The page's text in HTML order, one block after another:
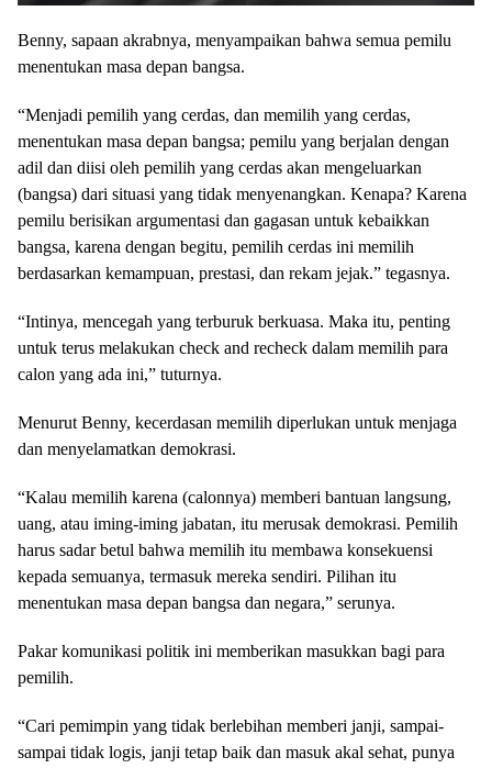
Benny, sapaan akrabnya, menyampaikan bahwa semua pemilu
menentukan masa depan bangsa.
“Menjadi pemilih yang cerdas, dan memilih yang cerdas,
menentukan masa depan bangsa; pemilu yang berjalan dengan
adil dan diisi oleh pemilih yang cerdas akan mengeluarkan
(bangsa) dari situasi yang tidak menyenangkan. Kenapa? Karena
pemilu berisikan argumentasi dan gagasan untuk kebaikkan
bangsa, karena dengan begitu, pemilih cerdas ini memilih
berdasarkan kemampuan, prestasi, dan rekam jejak.” tegasnya.
“Intinya, mencegah yang terburuk berkuasa. Maka itu, penting
untuk terus melakukan check and recheck dalam memilih para
calon yang ada ini,” tuturnya.
Menurut Benny, kecerdasan memilih diperlukan untuk menjaga
dan menyelamatkan demokrasi.
“Kalau memilih karena (calonnya) memberi bantuan langsung,
uang, atau iming-iming jabatan, itu merusak demokrasi. Pemilih
harus sadar betul bahwa memilih itu membawa konsekuensi
kepada semuanya, termasuk mereka sendiri. Pilihan itu
menentukan masa depan bangsa dan negara,” serunya.
Pakar komunikasi politik ini memberikan masukkan bagi para
pemilih.
“Cari pemimpin yang tidak berlebihan memberi janji, sampai-
sampai tidak logis, janji tetap baik dan masuk akal sehat, punya